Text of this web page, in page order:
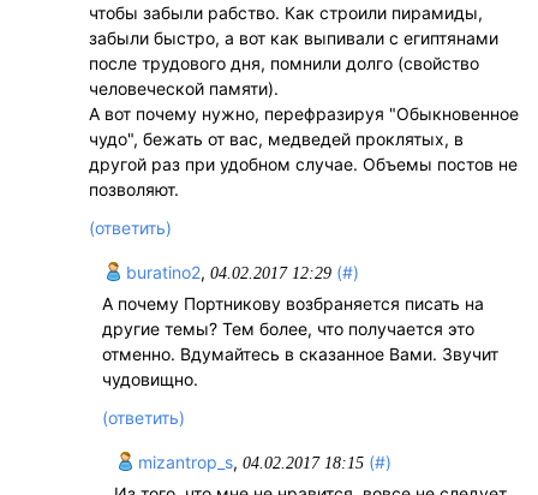
чтобы забыли рабство. Как строили пирамиды,
забыли быстро, а вот как выпивали с египтянами
после трудового дня, помнили долго (свойство
человеческой памяти).
А вот почему нужно, перефразируя "Обыкновенное
чудо", бежать от вас, медведей проклятых, в
другой раз при удобном случае. Объемы постов не
позволяют.
(ответить)
buratino2, 04.02.2017 12:29 (#)
А почему Портникову возбраняется писать на
другие темы? Тем более, что получается это
отменно. Вдумайтесь в сказанное Вами. Звучит
чудовищно.
(ответить)
mizantrop_s,04.02.2017 18:15 (#)